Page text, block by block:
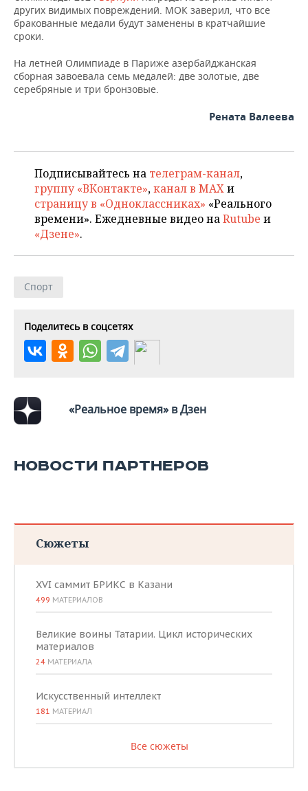
других видимых повреждений. МОК заверил, что все
бракованные медали будут заменены в кратчайшие
сроки.
На летней Олимпиаде в Париже азербайджанская
сборная завоевала семь медалей: две золотые, две
серебряные и три бронзовые.
Рената Валеева
Подписывайтесь на телеграм-канал,
группу «ВКонтакте»,канал в MAXи
страницу в «Одноклассниках» «Реального
времени». Ежедневные видео наRutube и
«Дзене».
Спорт
Поделитесь в соцсетях
«Реальное время» в Дзен
НОВОСТИ ПАРТНЕРОВ
Сюжеты
XVI саммит БРИКС в Казани
499 МАТЕРИАЛОВ
Великие воины Татарии. Цикл исторических
материалов
24 МАТЕРИАЛА
Искусственный интеллект
181 МАТЕРИАЛ
Все сюжеты